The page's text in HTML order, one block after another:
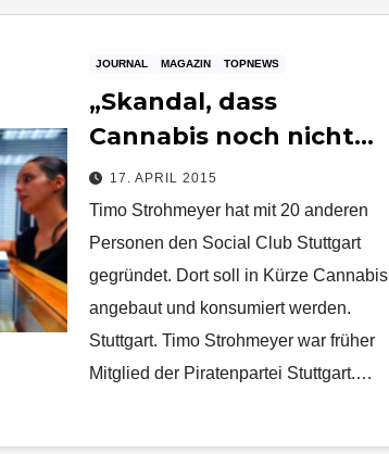
JOURNAL MAGAZIN TOPNEWS
„Skandal, dass
Cannabis noch nicht
legal ist“
17. APRIL 2015
Timo Strohmeyer hat mit 20 anderen
Personen den Social Club Stuttgart
gegründet. Dort soll in Kürze Cannabis
angebaut und konsumiert werden.
Stuttgart. Timo Strohmeyer war früher
Mitglied der Piratenpartei Stuttgart.…